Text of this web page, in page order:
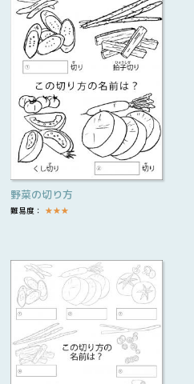
野菜の切り方
難易度： ★★★